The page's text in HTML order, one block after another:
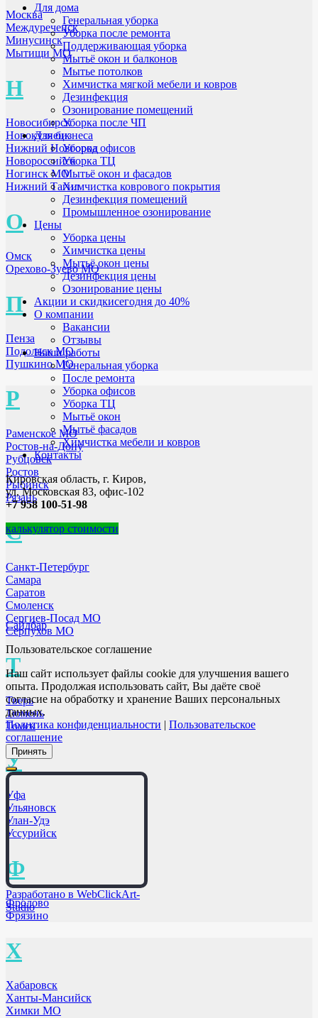
Москва
Междуреченск
Минусинск
Мытищи МО
Н
Новосибирск
Новокузнецк
Нижний Новгород
Новороссийск
Ногинск МО
Нижний Тагил
О
Омск
Орехово-Зуево МО
П
Пенза
Подольск МО
Пушкино МО
Р
Раменское МО
Ростов-на-Дону
Рубцовск
Ростов
Рыбинск
Рязань
С
Санкт-Петербург
Самара
Саратов
Смоленск
Сергиев-Посад МО
Серпухов МО
Т
Тверь
Тюмень
Томск
У
Уфа
Ульяновск
Улан-Удэ
Уссурийск
Ф
Фролово
Фрязино
Х
Хабаровск
Ханты-Мансийск
Химки МО
Для дома
Генеральная уборка
Уборка после ремонта
Поддерживающая уборка
Мытьё окон и балконов
Мытье потолков
Химчистка мягкой мебели и ковров
Дезинфекция
Озонирование помещений
Уборка после ЧП
Для бизнеса
Уборка офисов
Уборка ТЦ
Мытьё окон и фасадов
Химчистка коврового покрытия
Дезинфекция помещений
Промышленное озонирование
Цены
Уборка цены
Химчистка цены
Мытьё окон цены
Дезинфекция цены
Озонирование цены
Акции и скидкисегодня до 40%
О компании
Вакансии
Отзывы
Наши работы
Генеральная уборка
После ремонта
Уборка офисов
Уборка ТЦ
Мытьё окон
Мытьё фасадов
Химчистка мебели и ковров
Контакты
Кировская область, г. Киров,
ул. Московская 83, офис-102
+7 958 100-51-98
калькулятор стоимости
Сайдбар
Пользовательское соглашение
Наш сайт использует файлы cookie для улучшения вашего
опыта. Продолжая использовать сайт, Вы даёте своё
согласие на обработку и хранение Ваших персональных
данных.
Политика конфиденциальности | Пользовательское
соглашение
Принять
Разработано в WebClickArt-
Studio